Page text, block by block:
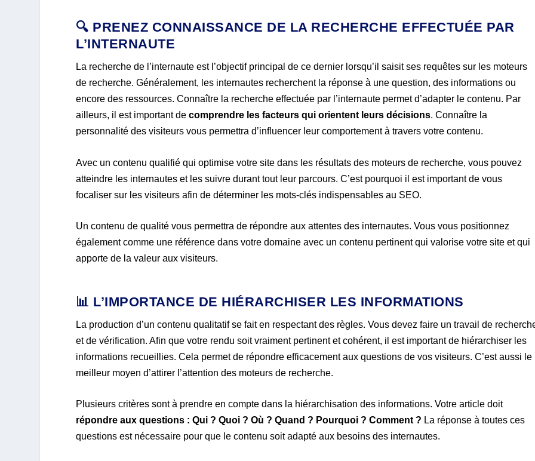
🔍 PRENEZ CONNAISSANCE DE LA RECHERCHE EFFECTUÉE PAR
L’INTERNAUTE
La recherche de l’internaute est l’objectif principal de ce dernier lorsqu’il saisit ses requêtes sur les moteurs
de recherche. Généralement, les internautes recherchent la réponse à une question, des informations ou
encore des ressources. Connaître la recherche effectuée par l’internaute permet d’adapter le contenu. Par
ailleurs, il est important decomprendre les facteurs qui orientent leurs décisions. Connaître la
personnalité des visiteurs vous permettra d’influencer leur comportement à travers votre contenu.
Avec un contenu qualifié qui optimise votre site dans les résultats des moteurs de recherche, vous pouvez
atteindre les internautes et les suivre durant tout leur parcours. C’est pourquoi il est important de vous
focaliser sur les visiteurs afin de déterminer les mots-clés indispensables au SEO.
Un contenu de qualité vous permettra de répondre aux attentes des internautes. Vous vous positionnez
également comme une référence dans votre domaine avec un contenu pertinent qui valorise votre site et qui
apporte de la valeur aux visiteurs.
📊 L’IMPORTANCE DE HIÉRARCHISER LES INFORMATIONS
La production d’un contenu qualitatif se fait en respectant des règles. Vous devez faire un travail de
et de vérification. Afin que votre rendu soit vraiment pertinent et cohérent, il est important de hiérarchiser les
informations recueillies. Cela permet de répondre efficacement aux questions de vos visiteurs. C’est aussi le
meilleur moyen d’attirer l’attention des moteurs de recherche.
Plusieurs critères sont à prendre en compte dans la hiérarchisation des informations. Votre article doit
répondre aux questions : Qui ? Quoi ? Où ? Quand ? Pourquoi ? Comment ? La réponse à toutes ces
questions est nécessaire pour que le contenu soit adapté aux besoins des internautes.